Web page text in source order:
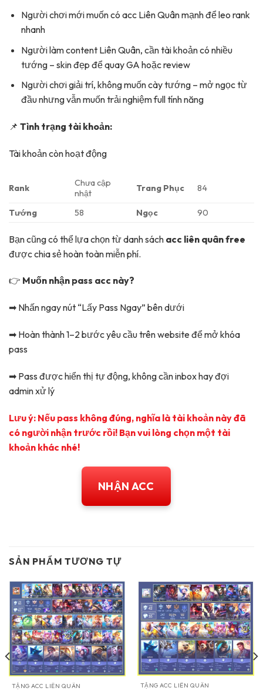
Người chơi mới muốn có acc Liên Quân mạnh để leo rank
nhanh
Người làm content Liên Quân, cần tài khoản có nhiều
tướng – skin đẹp để quay GA hoặc review
Người chơi giải trí, không muốn cày tướng – mở ngọc từ
đầu nhưng vẫn muốn trải nghiệm full tính năng
📌 Tình trạng tài khoản:
Tài khoản còn hoạt động
Rank
Chưa cập
nhật
Trang Phục 84
Tướng 58 Ngọc 90
Bạn cũng có thể lựa chọn từ danh sách acc liên quân free
được chia sẻ hoàn toàn miễn phí.
👉 Muốn nhận pass acc này?
➡ Nhấn ngay nút “Lấy Pass Ngay” bên dưới
➡ Hoàn thành 1–2 bước yêu cầu trên website để mở khóa
pass
➡ Pass được hiển thị tự động, không cần inbox hay đợi
admin xử lý
Lưu ý: Nếu pass không đúng, nghĩa là tài khoản này đã
có người nhận trước rồi! Bạn vui lòng chọn một tài
khoản khác nhé!
NHẬN ACC
SẢN PHẨM TƯƠNG TỰ
TẶNG ACC LIÊN QUÂN TẶNG ACC LIÊN QUÂN